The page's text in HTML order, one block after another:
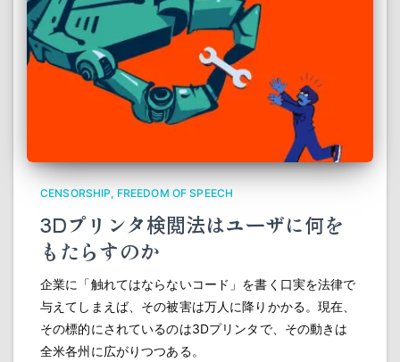
CENSORSHIP FREEDOM OF SPEECH
3Dプリンタ検閲法はユーザに何を
もたらすのか
企業に「触れてはならないコード」を書く口実を法律で
与えてしまえば、その被害は万人に降りかかる。現在、
その標的にされているのは3Dプリンタで、その動きは
全米各州に広がりつつある。